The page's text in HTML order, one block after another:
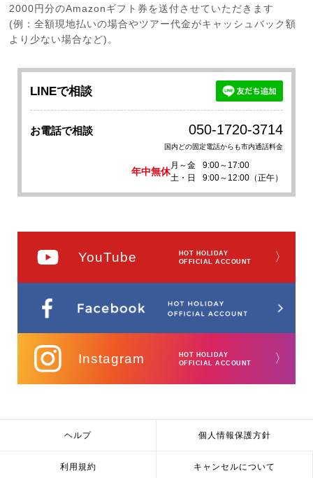
2000円分のAmazonギフト券を送付させていただきます
(例：全額現地払いの場合やツアー代金がキャッシュバック額
より少ない場合など)。
LINEで相談
お電話で相談 050-1720-3714
国内どの固定電話からも市内通話料金
年中無休
月～金
9:00～17:00
土・日
9:00～12:00（正午）
YouTube
HOT HOLIDAY
OFFICIAL ACCOUNT
〉
Instagram
HOT HOLIDAY
OFFICIAL ACCOUNT
〉
ヘルプ 個人情報保護方針
利用規約 キャンセルについて